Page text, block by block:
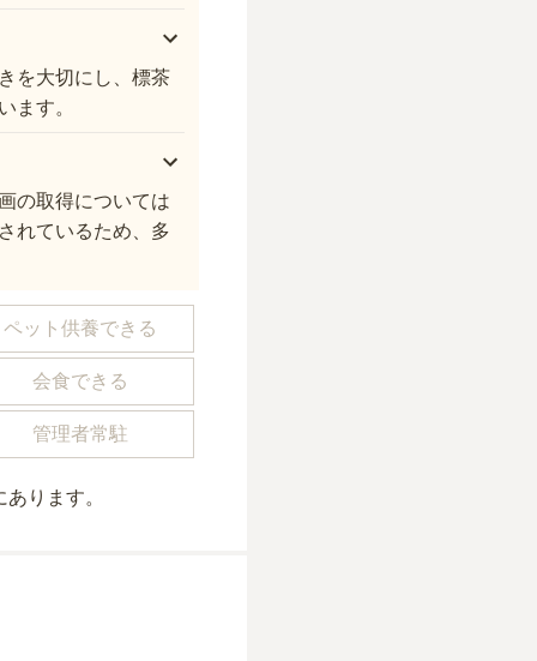
を大切にし、標茶
ます。
の取得については
れているため、多
ペット供養できる
会食できる
管理者常駐
あり ます。